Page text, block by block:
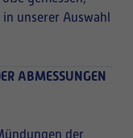
unserer Auswahl
ABMESSUNGEN
der